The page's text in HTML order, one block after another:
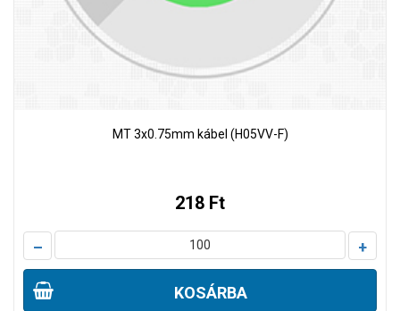
MT 3x0.75mm kábel (H05VV-F)
218 Ft
– +
KOSÁRBA